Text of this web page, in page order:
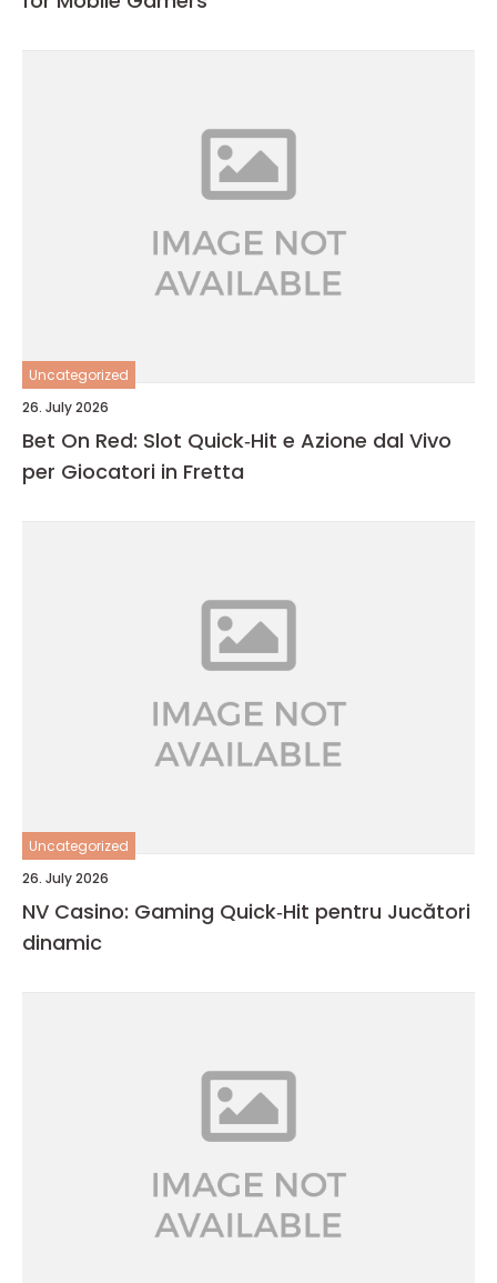
Uncategorized
26. July 2026
Bet On Red: Slot Quick‑Hit e Azione dal Vivo
per Giocatori in Fretta
Uncategorized
26. July 2026
NV Casino: Gaming Quick‑Hit pentru Jucători
dinamic